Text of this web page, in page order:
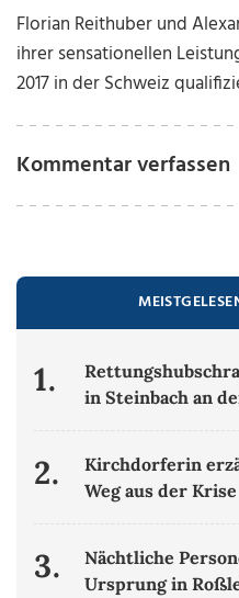
Florian Reithuber und
ihrer sensationellen
2017 in der Schweiz
Kommentar verfassen
1.
in Steinbach an
2.
Kirchdorferin
Weg aus der Krise
3.
Nächtliche
Ursprung in